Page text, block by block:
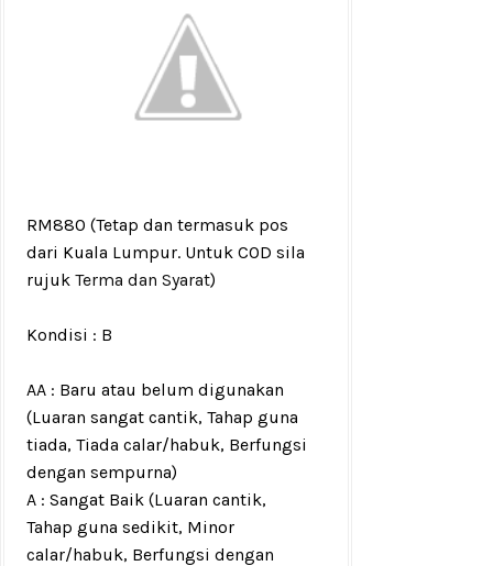
RM880 (Tetap dan termasuk pos
dari Kuala Lumpur. Untuk COD sila
rujuk Terma dan Syarat)
Kondisi : B
AA : Baru atau belum digunakan
(Luaran sangat cantik, Tahap guna
tiada, Tiada calar/habuk, Berfungsi
dengan sempurna)
A : Sangat Baik (Luaran cantik,
Tahap guna sedikit, Minor
calar/habuk, Berfungsi dengan